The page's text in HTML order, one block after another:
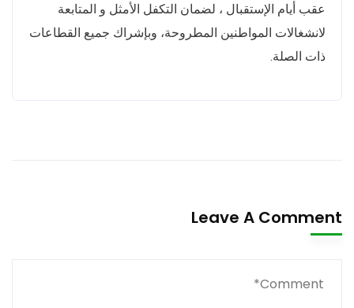
عقب أيام الإستقبال ، لضمان التكفل الأمثل و المتابعة
لانشغالات المواطنين المطروحة، وبإشراك جميع القطاعات
ذات الصلة.
Leave A Comment